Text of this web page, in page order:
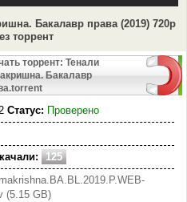
Бакалавр права (2019) 720p
торрент
торрент: Тенали
Бакалавр
Статус: Проверено
125
(5.15 GB)